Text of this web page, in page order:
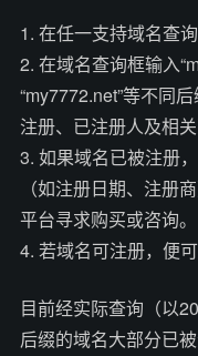
1. 在任一支持域名查
2. 在域名查询框输入
“my7772.net”等不同
注册、已注册人及相关
3. 如果域名已被注册
（如注册日期、注册
平台寻求购买或咨询。
4. 若域名可注册，便
目前经实际查询（以
后缀的域名大部分已